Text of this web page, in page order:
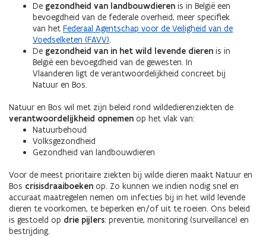
De gezondheid van landbouwdieren is in België een
bevoegdheid van de federale overheid, meer specifiek
van het Federaal Agentschap voor de Veiligheid van de
Voedselketen (FAVV).
De gezondheid van in het wild levende dieren is in
België een bevoegdheid van de gewesten. In
Vlaanderen ligt de verantwoordelijkheid concreet bij
Natuur en Bos.
Natuur en Bos wil met zijn beleid rond wildedierenziekten de
verantwoordelijkheid opnemen op het vlak van:
Natuurbehoud
Volksgezondheid
Gezondheid van landbouwdieren
Voor de meest prioritaire ziekten bij wilde dieren maakt Natuur en
Bos crisisdraaiboeken op. Zo kunnen we indien nodig snel en
accuraat maatregelen nemen om infecties bij in het wild levende
dieren te voorkomen, te beperken en/of uit te roeien. Ons beleid
is gestoeld op drie pijlers: preventie, monitoring (surveillance) en
bestrijding.